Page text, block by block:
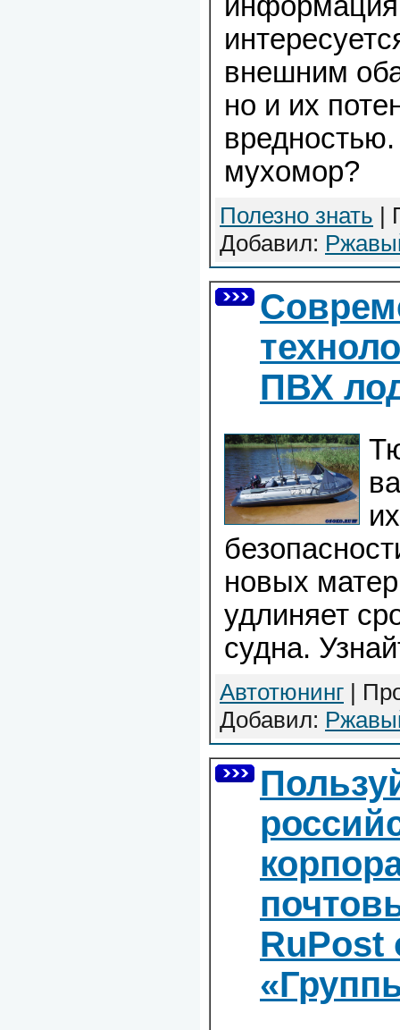
информация
внешним
но и их
мухомор?
Полезно знать |
Добавил:
ПВХ
новых
удлиняет
судна.
Автотюнинг |
Добавил:
RuPost